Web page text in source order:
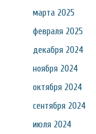
марта 2025
февраля 2025
декабря 2024
ноября 2024
октября 2024
сентября 2024
июля 2024